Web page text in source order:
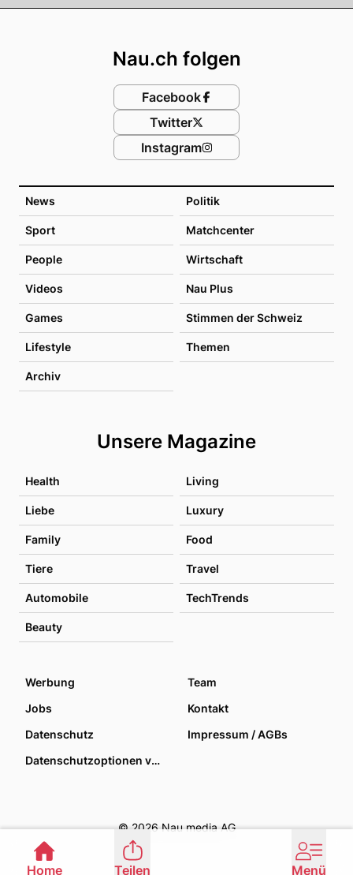
News Politik
Sport Matchcenter
People Wirtschaft
Videos Nau Plus
Games Stimmen der Schweiz
Lifestyle Themen
Archiv
Unsere Magazine
Health Living
Liebe Luxury
Family Food
Tiere Travel
Automobile TechTrends
Beauty
Nau.ch folgen
Facebook
Twitter
Instagram
Werbung
Team
Jobs
Kontakt
Datenschutz
Impressum / AGBs
Datenschutzoptionen verwalten
© 2026 Nau media AG
Home Teilen Menü